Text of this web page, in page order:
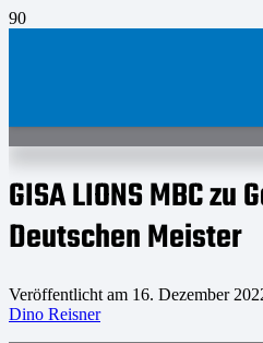
GISA LIONS MBC zu
Deutschen Meister
Veröffentlicht am 16. Dezember
Dino Reisner